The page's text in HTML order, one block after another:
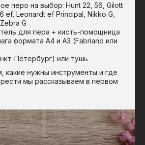
перо на выбор: Hunt 22, 56, Gilott
ef, Leonardt ef Principal, Nikko G,
G
для пера + кисть-помощница
формата А4 и А3 (Fabriano или
Петербург) или тушь
какие нужны инструменты и где
мы рассказываем в первом